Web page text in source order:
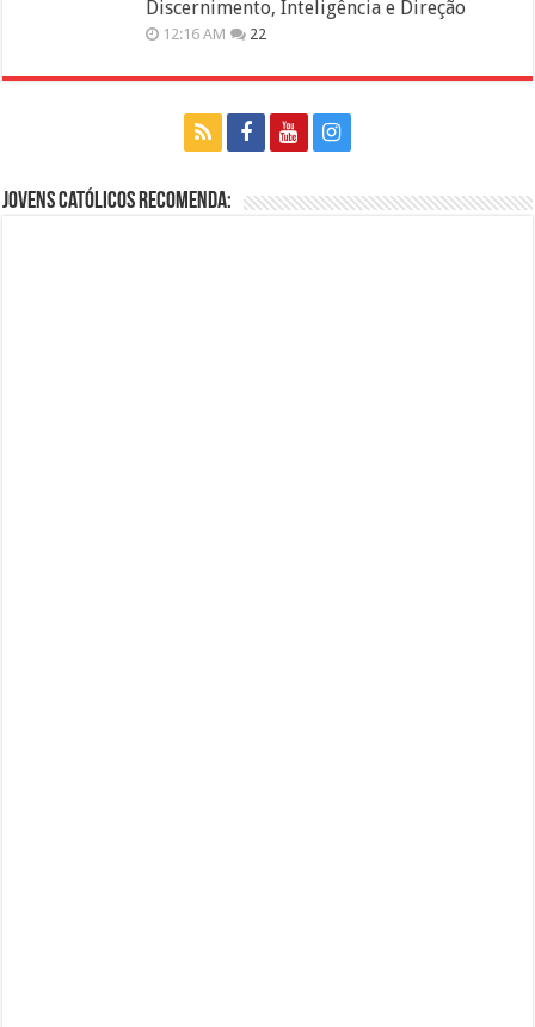
Discernimento, Inteligência e Direção
12:16 AM 22
Jovens Católicos Recomenda: